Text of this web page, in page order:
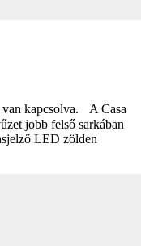
van kapcsolva. A Casa
jobb felső sarkában
LED zölden